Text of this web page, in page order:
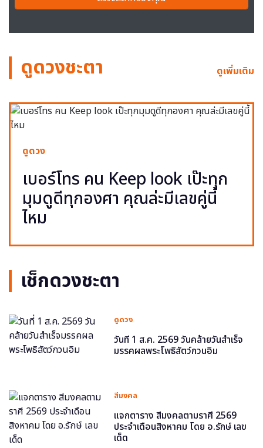
ดูดวงชะตา ดูเพิ่มเติม
ดูดวง
เบอร์โทร คน Keep look เป๊ะทุก
มุมดูดีทุกองศา คุณล่ะมีเลขคู่นี้
ไหม
เช็กดวงชะตา
ดูดวง
วันที่ 1 ส.ค. 2569 วันคล้ายวันสำเร็จ
มรรคผลพระโพธิสัตว์กวนอิม
สีมงคล
แจกตาราง สีมงคลตามราศี 2569
ประจำเดือนสิงหาคม โดย อ.รักษ์ เลข
เด็ด